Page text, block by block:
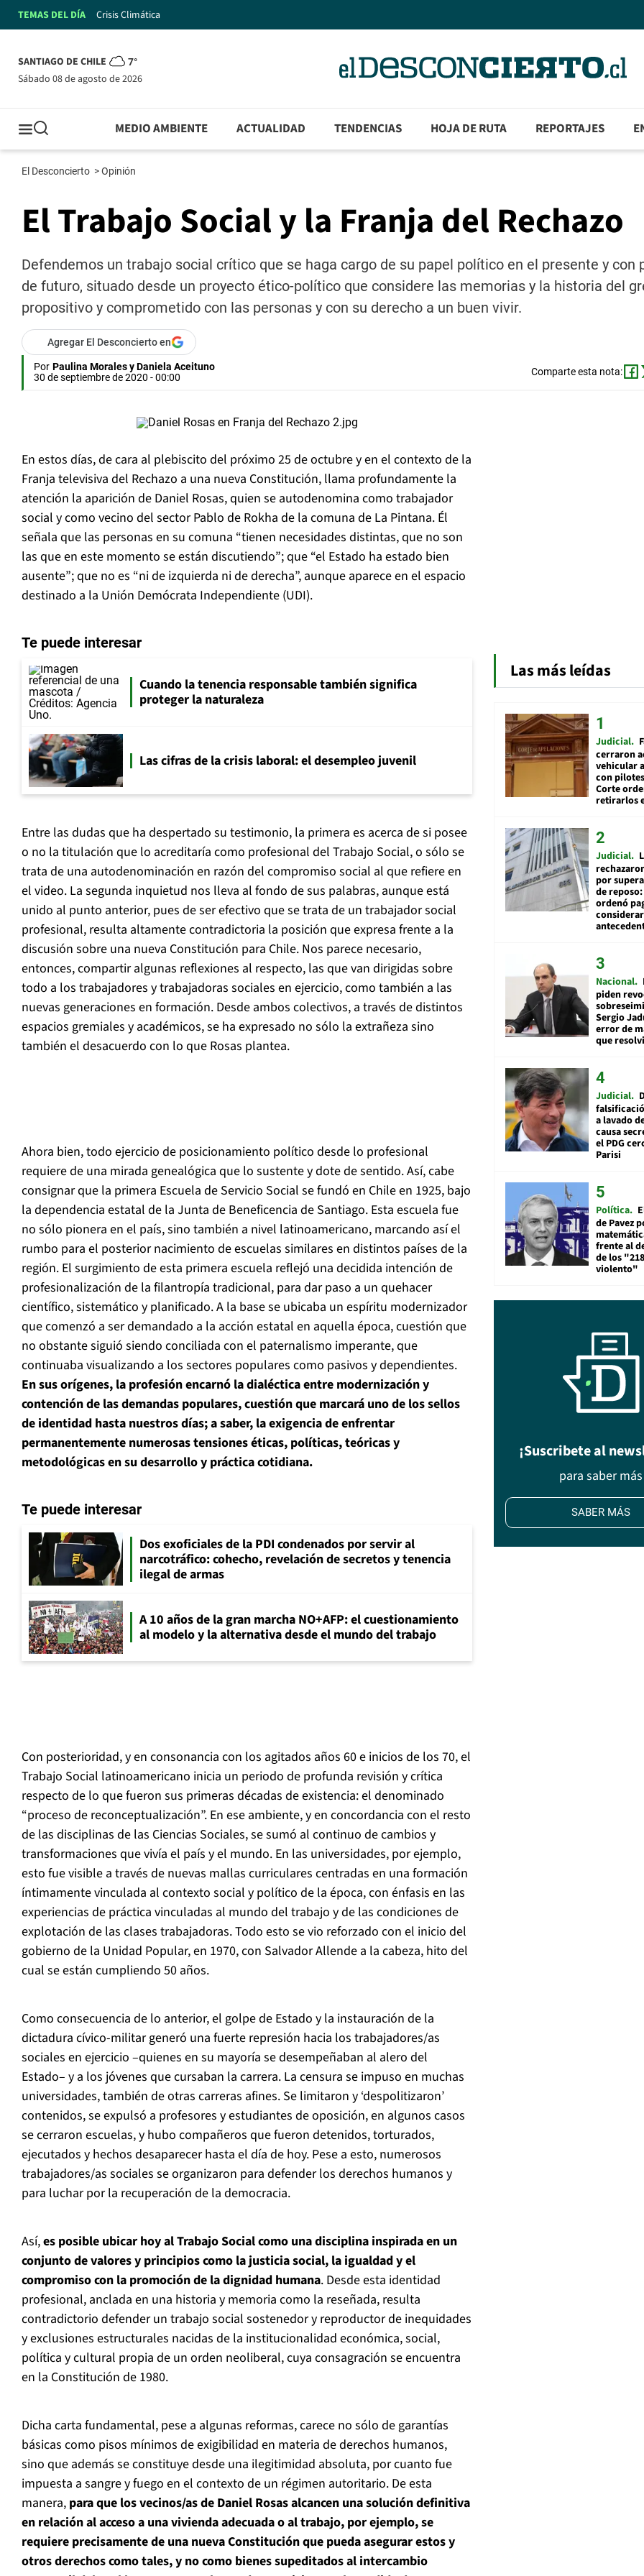
TEMAS DEL DÍA Crisis Climática
SANTIAGO DE CHILE 7°
sábado 08 de agosto de 2026
MEDIO AMBIENTE ACTUALIDAD TENDENCIAS HOJA DE RUTA REPORTAJES
El Desconcierto >Opinión
El Trabajo Social y la Franja del Rechazo
Defendemos un trabajo social crítico que se haga cargo de su papel político en el presente y con
de futuro, situado desde un proyecto ético-político que considere las memorias y la historia del
propositivo y comprometido con las personas y con su derecho a un buen vivir.
Agregar El Desconcierto en
Por Paulina Morales y Daniela Aceituno
30 de septiembre de 2020 - 00:00
Comparte esta nota:
En estos días, de cara al plebiscito del próximo 25 de octubre y en el contexto de la
Franja televisiva del Rechazo a una nueva Constitución, llama profundamente la
atención la aparición de Daniel Rosas, quien se autodenomina como trabajador
social y como vecino del sector Pablo de Rokha de la comuna de La Pintana. Él
señala que las personas en su comuna “tienen necesidades distintas, que no son
las que en este momento se están discutiendo”; que “el Estado ha estado bien
ausente”; que no es “ni de izquierda ni de derecha”, aunque aparece en el espacio
destinado a la Unión Demócrata Independiente (UDI).
Te puede interesar
Cuando la tenencia responsable también significa
proteger la naturaleza
Las cifras de la crisis laboral: el desempleo juvenil
Entre las dudas que ha despertado su testimonio, la primera es acerca de si posee
o no la titulación que lo acreditaría como profesional del Trabajo Social, o sólo se
trata de una autodenominación en razón del compromiso social al que refiere en
el video. La segunda inquietud nos lleva al fondo de sus palabras, aunque está
unido al punto anterior, pues de ser efectivo que se trata de un trabajador social
profesional, resulta altamente contradictoria la posición que expresa frente a la
discusión sobre una nueva Constitución para Chile. Nos parece necesario,
entonces, compartir algunas reflexiones al respecto, las que van dirigidas sobre
todo a los trabajadores y trabajadoras sociales en ejercicio, como también a las
nuevas generaciones en formación. Desde ambos colectivos, a través de distintos
espacios gremiales y académicos, se ha expresado no sólo la extrañeza sino
también el desacuerdo con lo que Rosas plantea.
Ahora bien, todo ejercicio de posicionamiento político desde lo profesional
requiere de una mirada genealógica que lo sustente y dote de sentido. Así, cabe
consignar que la primera Escuela de Servicio Social se fundó en Chile en 1925, bajo
la dependencia estatal de la Junta de Beneficencia de Santiago. Esta escuela fue
no sólo pionera en el país, sino también a nivel latinoamericano, marcando así el
rumbo para el posterior nacimiento de escuelas similares en distintos países de la
región. El surgimiento de esta primera escuela reflejó una decidida intención de
profesionalización de la filantropía tradicional, para dar paso a un quehacer
científico, sistemático y planificado. A la base se ubicaba un espíritu modernizador
que comenzó a ser demandado a la acción estatal en aquella época, cuestión que
no obstante siguió siendo conciliada con el paternalismo imperante, que
continuaba visualizando a los sectores populares como pasivos y dependientes.
En sus orígenes, la profesión encarnó la dialéctica entre modernización y
contención de las demandas populares, cuestión que marcará uno de los sellos
de identidad hasta nuestros días; a saber, la exigencia de enfrentar
permanentemente numerosas tensiones éticas, políticas, teóricas y
metodológicas en su desarrollo y práctica cotidiana.
Te puede interesar
Dos exoficiales de la PDI condenados por servir al
narcotráfico: cohecho, revelación de secretos y tenencia
ilegal de armas
A 10 años de la gran marcha NO+AFP: el cuestionamiento
al modelo y la alternativa desde el mundo del trabajo
Con posterioridad, y en consonancia con los agitados años 60 e inicios de los 70, el
Trabajo Social latinoamericano inicia un periodo de profunda revisión y crítica
respecto de lo que fueron sus primeras décadas de existencia: el denominado
“proceso de reconceptualización”. En ese ambiente, y en concordancia con el resto
de las disciplinas de las Ciencias Sociales, se sumó al continuo de cambios y
transformaciones que vivía el país y el mundo. En las universidades, por ejemplo,
esto fue visible a través de nuevas mallas curriculares centradas en una formación
íntimamente vinculada al contexto social y político de la época, con énfasis en las
experiencias de práctica vinculadas al mundo del trabajo y de las condiciones de
explotación de las clases trabajadoras. Todo esto se vio reforzado con el inicio del
gobierno de la Unidad Popular, en 1970, con Salvador Allende a la cabeza, hito del
cual se están cumpliendo 50 años.
Como consecuencia de lo anterior, el golpe de Estado y la instauración de la
dictadura cívico-militar generó una fuerte represión hacia los trabajadores/as
sociales en ejercicio –quienes en su mayoría se desempeñaban al alero del
Estado– y a los jóvenes que cursaban la carrera. La censura se impuso en muchas
universidades, también de otras carreras afines. Se limitaron y ‘despolitizaron’
contenidos, se expulsó a profesores y estudiantes de oposición, en algunos casos
se cerraron escuelas, y hubo compañeros que fueron detenidos, torturados,
ejecutados y hechos desaparecer hasta el día de hoy. Pese a esto, numerosos
trabajadores/as sociales se organizaron para defender los derechos humanos y
para luchar por la recuperación de la democracia.
Así,es posible ubicar hoy al Trabajo Social como una disciplina inspirada en un
conjunto de valores y principios como la justicia social, la igualdad y el
compromiso con la promoción de la dignidad humana. Desde esta identidad
profesional, anclada en una historia y memoria como la reseñada, resulta
contradictorio defender un trabajo social sostenedor y reproductor de inequidades
y exclusiones estructurales nacidas de la institucionalidad económica, social,
política y cultural propia de un orden neoliberal, cuya consagración se encuentra
en la Constitución de 1980.
Dicha carta fundamental, pese a algunas reformas, carece no sólo de garantías
básicas como pisos mínimos de exigibilidad en materia de derechos humanos,
sino que además se constituye desde una ilegitimidad absoluta, por cuanto fue
impuesta a sangre y fuego en el contexto de un régimen autoritario. De esta
manera, para que los vecinos/as de Daniel Rosas alcancen una solución definitiva
en relación al acceso a una vivienda adecuada o al trabajo, por ejemplo, se
requiere precisamente de una nueva Constitución que pueda asegurar estos y
otros derechos como tales, y no como bienes supeditados al intercambio
Las más leídas
Judicial
cerraron
vehicular
con
Corte
retirarlos
Judicial
por
de
ordenó
Nacional
piden
Sergio
error de
que
Judicial
a lavado
causa
el PDG
Parisi
Política
de Pavez
frente al
de los
violento"
¡Suscribete al
para saber más
SABER MÁS